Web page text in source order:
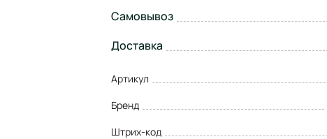
Самовывоз
Доставка
Артикул
Бренд
Штрих-код